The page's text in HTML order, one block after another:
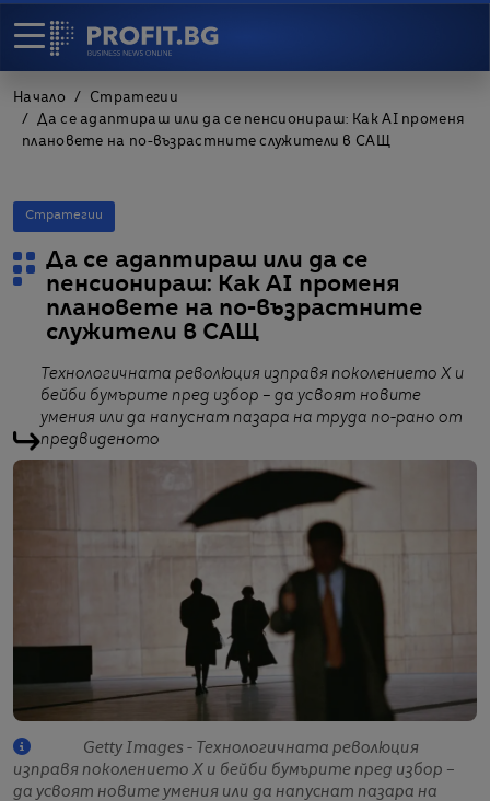
Начало
Стратегии
Да се адаптираш или да се пенсионираш: Как AI променя
плановете на по-възрастните служители в САЩ
Стратегии
Да се адаптираш или да се
пенсионираш: Как AI променя
плановете на по-възрастните
служители в САЩ
Технологичната революция изправя поколението X и
бейби бумърите пред избор – да усвоят новите
умения или да напуснат пазара на труда по-рано от
предвиденото
Getty Images - Технологичната революция
изправя поколението X и бейби бумърите пред избор –
да усвоят новите умения или да напуснат пазара на